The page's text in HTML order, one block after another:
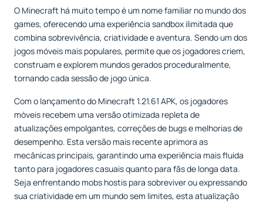
O Minecraft há muito tempo é um nome familiar no mundo dos
games, oferecendo uma experiência sandbox ilimitada que
combina sobrevivência, criatividade e aventura. Sendo um dos
jogos móveis mais populares, permite que os jogadores criem,
construam e explorem mundos gerados proceduralmente,
tornando cada sessão de jogo única.
Com o lançamento do Minecraft 1.21.61 APK, os jogadores
móveis recebem uma versão otimizada repleta de
atualizações empolgantes, correções de bugs e melhorias de
desempenho. Esta versão mais recente aprimora as
mecânicas principais, garantindo uma experiência mais fluida
tanto para jogadores casuais quanto para fãs de longa data.
Seja enfrentando mobs hostis para sobreviver ou expressando
sua criatividade em um mundo sem limites, esta atualização